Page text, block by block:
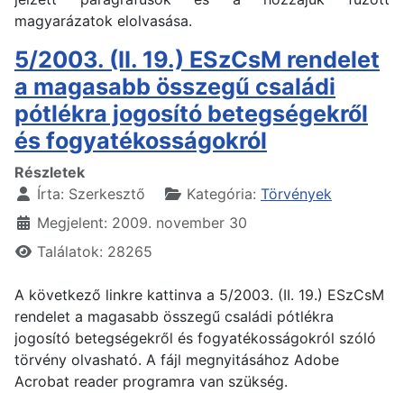
magyarázatok elolvasása.
5/2003. (II. 19.) ESzCsM rendelet
a magasabb összegű családi
pótlékra jogosító betegségekről
és fogyatékosságokról
Részletek
Írta: Szerkesztő Kategória: Törvények
Megjelent: 2009. november 30
Találatok: 28265
A következő linkre kattinva a 5/2003. (II. 19.) ESzCsM
rendelet a magasabb összegű családi pótlékra
jogosító betegségekről és fogyatékosságokról szóló
törvény olvasható. A fájl megnyitásához Adobe
Acrobat reader programra van szükség.